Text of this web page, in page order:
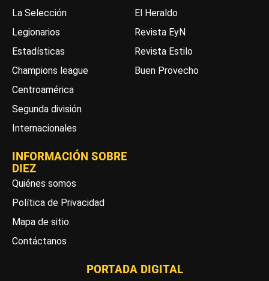
La Selección
Legionarios
Estadísticas
Champions league
Centroamérica
Segunda división
Internacionales
El Heraldo
Revista EyN
Revista Estilo
Buen Provecho
INFORMACIÓN SOBRE
DIEZ
Quiénes somos
Política de Privacidad
Mapa de sitio
Contáctanos
PORTADA DIGITAL